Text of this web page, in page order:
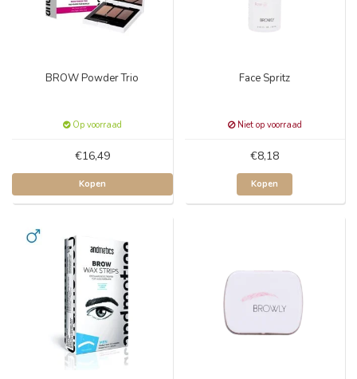
BROW Powder Trio
Op voorraad
€16,49
Kopen
Face Spritz
Niet op voorraad
€8,18
Kopen